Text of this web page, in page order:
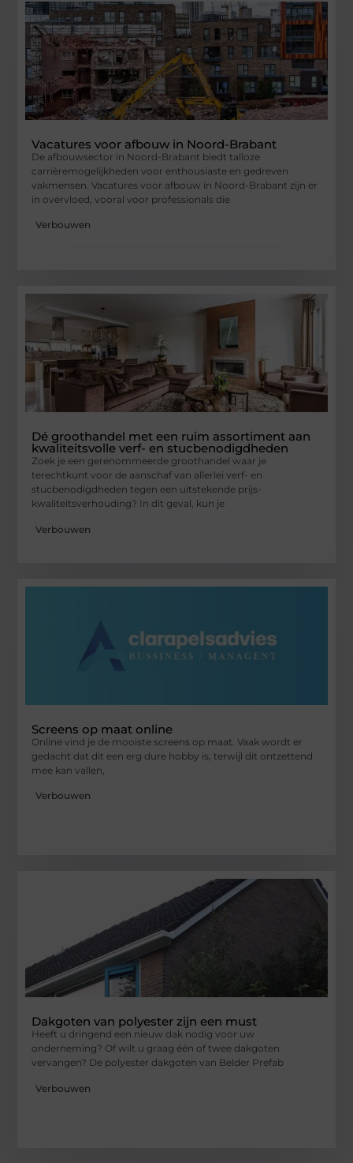
Vacatures voor afbouw in Noord-Brabant
De afbouwsector in Noord-Brabant biedt talloze
carrièremogelijkheden voor enthousiaste en gedreven
vakmensen. Vacatures voor afbouw in Noord-Brabant zijn er
in overvloed, vooral voor professionals die
Verbouwen
Dé groothandel met een ruim assortiment aan
kwaliteitsvolle verf- en stucbenodigdheden
Zoek je een gerenommeerde groothandel waar je
terechtkunt voor de aanschaf van allerlei verf- en
stucbenodigdheden tegen een uitstekende prijs-
kwaliteitsverhouding? In dit geval, kun je
Verbouwen
Screens op maat online
Online vind je de mooiste screens op maat. Vaak wordt er
gedacht dat dit een erg dure hobby is, terwijl dit ontzettend
mee kan vallen,
Verbouwen
Dakgoten van polyester zijn een must
Heeft u dringend een nieuw dak nodig voor uw
onderneming? Of wilt u graag één of twee dakgoten
vervangen? De polyester dakgoten van Belder Prefab
Verbouwen